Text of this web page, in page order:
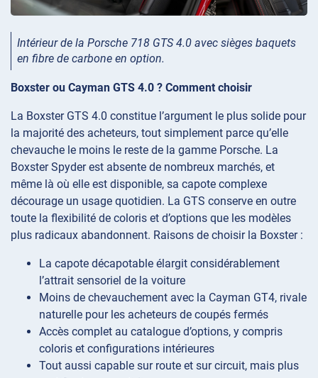
Intérieur de la Porsche 718 GTS 4.0 avec sièges baquets
en fibre de carbone en option.
Boxster ou Cayman GTS 4.0 ? Comment choisir
La Boxster GTS 4.0 constitue l’argument le plus solide pour
la majorité des acheteurs, tout simplement parce qu’elle
chevauche le moins le reste de la gamme Porsche. La
Boxster Spyder est absente de nombreux marchés, et
même là où elle est disponible, sa capote complexe
décourage un usage quotidien. La GTS conserve en outre
toute la flexibilité de coloris et d’options que les modèles
plus radicaux abandonnent. Raisons de choisir la Boxster :
La capote décapotable élargit considérablement
l’attrait sensoriel de la voiture
Moins de chevauchement avec la Cayman GT4, rivale
naturelle pour les acheteurs de coupés fermés
Accès complet au catalogue d’options, y compris
coloris et configurations intérieures
Tout aussi capable sur route et sur circuit, mais plus